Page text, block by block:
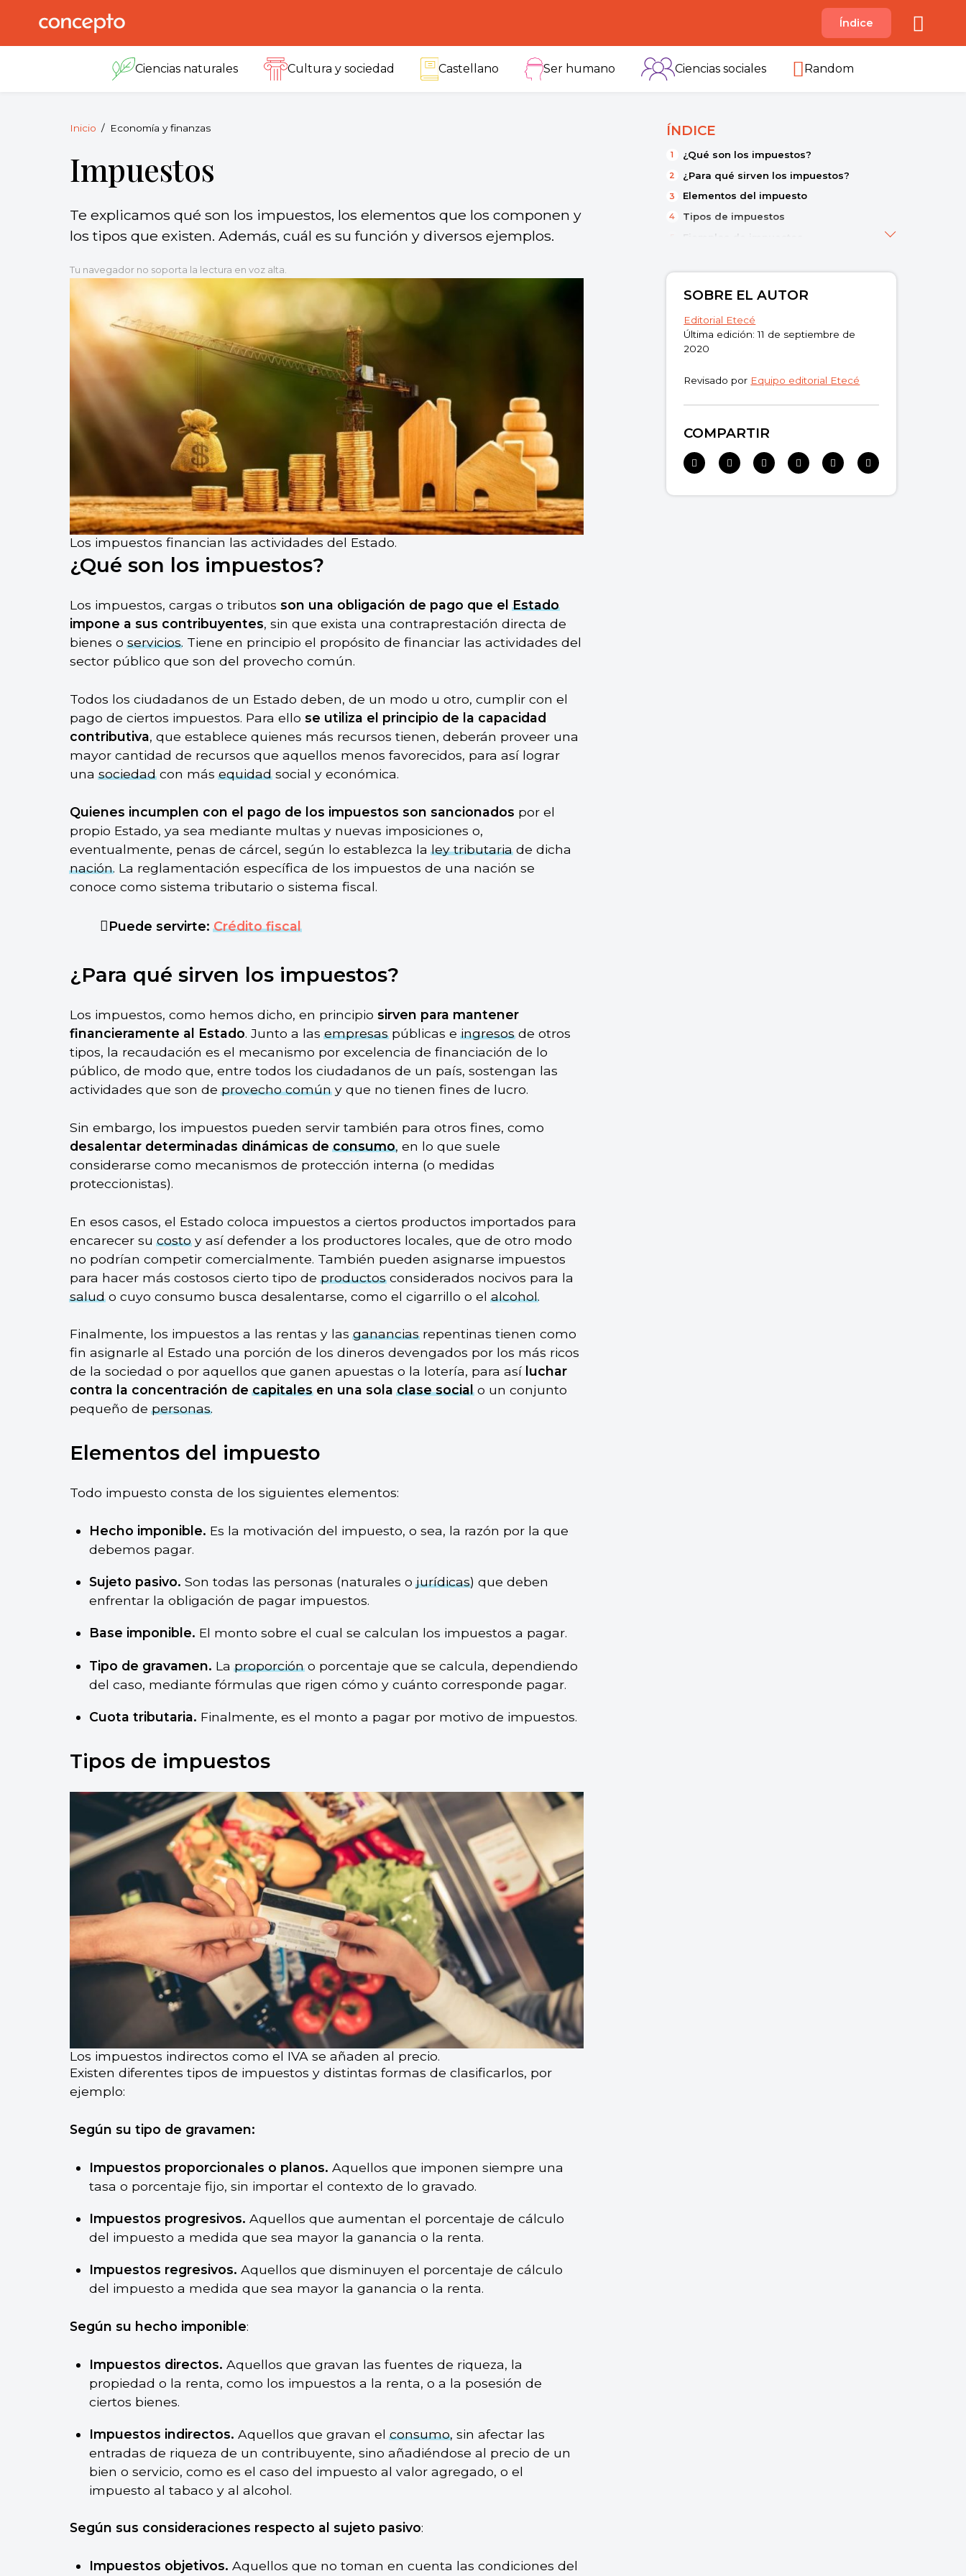
reservados.
B C
Índice
Ciencias naturales Cultura y sociedad Castellano Ser humano Ciencias sociales Random
Inicio Economía y finanzas
Impuestos
Te explicamos qué son los impuestos, los elementos que los componen y
los tipos que existen. Además, cuál es su función y diversos ejemplos.
Tu navegador no soporta la lectura en voz alta.
Los impuestos financian las actividades del Estado.
¿Qué son los impuestos?
Los impuestos, cargas o tributos son una obligación de pago que elEstado
impone a sus contribuyentes, sin que exista una contraprestación directa de
bienes oservicios. Tiene en principio el propósito de financiar las actividades del
sector público que son del provecho común.
Todos los ciudadanos de un Estado deben, de un modo u otro, cumplir con el
pago de ciertos impuestos. Para ello se utiliza el principio de la capacidad
contributiva, que establece quienes más recursos tienen, deberán proveer una
mayor cantidad de recursos que aquellos menos favorecidos, para así lograr
unasociedadcon másequidadsocial y económica.
Quienes incumplen con el pago de los impuestos son sancionados por el
propio Estado, ya sea mediante multas y nuevas imposiciones o,
eventualmente, penas de cárcel, según lo establezca laley tributariade dicha
nación. La reglamentación específica de los impuestos de una nación se
conoce como sistema tributario o sistema fiscal.
Puede servirte:Crédito fiscal
¿Para qué sirven los impuestos?
Los impuestos, como hemos dicho, en principio sirven para mantener
financieramente al Estado. Junto a lasempresaspúblicas eingresosde otros
tipos, la recaudación es el mecanismo por excelencia de financiación de lo
público, de modo que, entre todos los ciudadanos de un país, sostengan las
actividades que son deprovecho comúny que no tienen fines de lucro.
Sin embargo, los impuestos pueden servir también para otros fines, como
desalentar determinadas dinámicas deconsumo, en lo que suele
considerarse como mecanismos de protección interna (o medidas
proteccionistas).
En esos casos, el Estado coloca impuestos a ciertos productos importados para
encarecer sucostoy así defender a los productores locales, que de otro modo
no podrían competir comercialmente. También pueden asignarse impuestos
para hacer más costosos cierto tipo deproductosconsiderados nocivos para la
saludo cuyo consumo busca desalentarse, como el cigarrillo o elalcohol.
Finalmente, los impuestos a las rentas y lasgananciasrepentinas tienen como
fin asignarle al Estado una porción de los dineros devengados por los más ricos
de la sociedad o por aquellos que ganen apuestas o la lotería, para así luchar
contra la concentración decapitalesen una solaclase socialo un conjunto
pequeño depersonas.
Elementos del impuesto
Todo impuesto consta de los siguientes elementos:
Hecho imponible. Es la motivación del impuesto, o sea, la razón por la que
debemos pagar.
Sujeto pasivo. Son todas las personas (naturales ojurídicas) que deben
enfrentar la obligación de pagar impuestos.
Base imponible. El monto sobre el cual se calculan los impuestos a pagar.
Tipo de gravamen. Laproporcióno porcentaje que se calcula, dependiendo
del caso, mediante fórmulas que rigen cómo y cuánto corresponde pagar.
Cuota tributaria. Finalmente, es el monto a pagar por motivo de impuestos.
Tipos de impuestos
Los impuestos indirectos como el IVA se añaden al precio.
Existen diferentes tipos de impuestos y distintas formas de clasificarlos, por
ejemplo:
Según su tipo de gravamen:
Impuestos proporcionales o planos. Aquellos que imponen siempre una
tasa o porcentaje fijo, sin importar el contexto de lo gravado.
Impuestos progresivos. Aquellos que aumentan el porcentaje de cálculo
del impuesto a medida que sea mayor la ganancia o la renta.
Impuestos regresivos. Aquellos que disminuyen el porcentaje de cálculo
del impuesto a medida que sea mayor la ganancia o la renta.
Según su hecho imponible:
Impuestos directos. Aquellos que gravan las fuentes de riqueza, la
propiedad o la renta, como los impuestos a la renta, o a la posesión de
ciertos bienes.
Impuestos indirectos. Aquellos que gravan elconsumo, sin afectar las
entradas de riqueza de un contribuyente, sino añadiéndose al precio de un
bien o servicio, como es el caso del impuesto al valor agregado, o el
impuesto al tabaco y al alcohol.
Según sus consideraciones respecto al sujeto pasivo:
Impuestos objetivos. Aquellos que no toman en cuenta las condiciones del
ÍNDICE
¿Qué son los impuestos?
¿Para qué sirven los impuestos?
Elementos del impuesto
Tipos de impuestos
Ejemplos de impuestos
SOBRE EL AUTOR
Editorial Etecé
Última edición: 11 de septiembre de
2020
Revisado por Equipo editorial Etecé
COMPARTIR